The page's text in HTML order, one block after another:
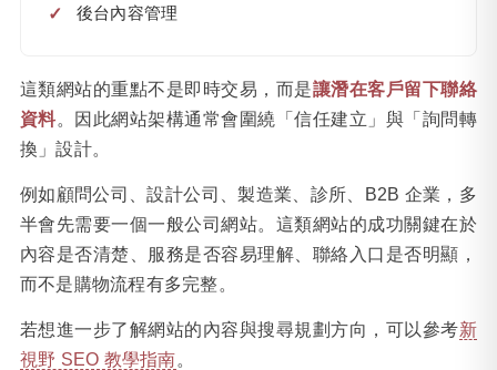
後台內容管理
這類網站的重點不是即時交易，而是讓潛在客戶留下聯絡
資料。因此網站架構通常會圍繞「信任建立」與「詢問轉
換」設計。
例如顧問公司、設計公司、製造業、診所、B2B 企業，多
半會先需要一個一般公司網站。這類網站的成功關鍵在於
內容是否清楚、服務是否容易理解、聯絡入口是否明顯，
而不是購物流程有多完整。
若想進一步了解網站的內容與搜尋規劃方向，可以參考新
視野 SEO 教學指南。